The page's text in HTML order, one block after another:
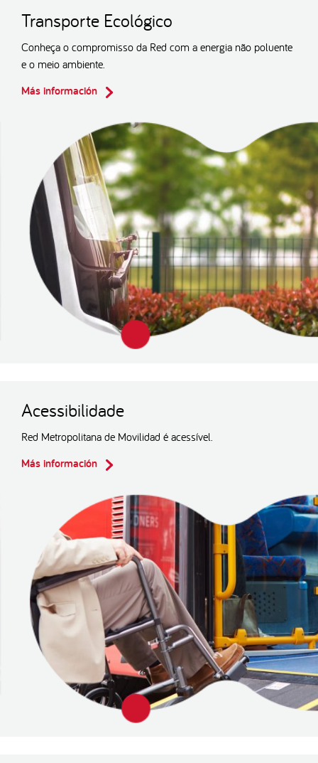
Transporte Ecológico
Conheça o compromisso da Red com a energia não poluente
e o meio ambiente.
Más información
Acessibilidade
Red Metropolitana de Movilidad é acessível.
Más información